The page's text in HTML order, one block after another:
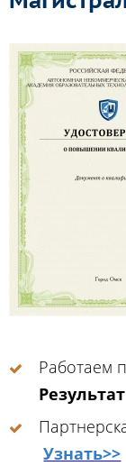
Работаем
Узнать>>